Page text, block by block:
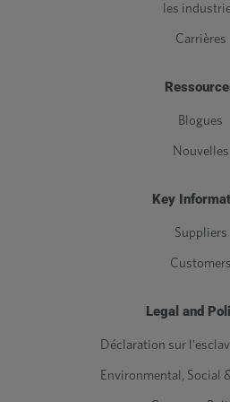
les
Carrières
Blogues
Nouvelles
Key
Suppliers
Customers
Legal and
Déclaration sur
Environmental, Social